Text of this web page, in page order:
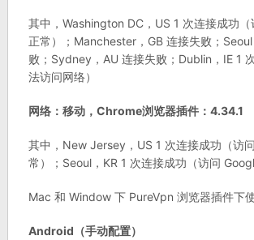
其中，Washington DC，US 1 次连接成功（
正常）；Manchester，GB 连接失败；
败；Sydney，AU 连接失败；Dublin，IE 1
法访问网络）
网络：移动，Chrome浏览器插件：4.34.1
其中，New Jersey，US 1 次连接成功（访
常）；Seoul，KR 1 次连接成功（访问
Mac 和 Window 下 PureVpn 浏览器插件下
Android（手动配置）